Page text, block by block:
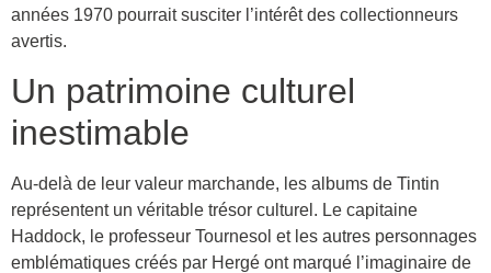
années 1970 pourrait susciter l’intérêt des collectionneurs
avertis.
Un patrimoine culturel
inestimable
Au-delà de leur valeur marchande, les albums de Tintin
représentent un véritable trésor culturel. Le capitaine
Haddock, le professeur Tournesol et les autres personnages
emblématiques créés par Hergé ont marqué l’imaginaire de